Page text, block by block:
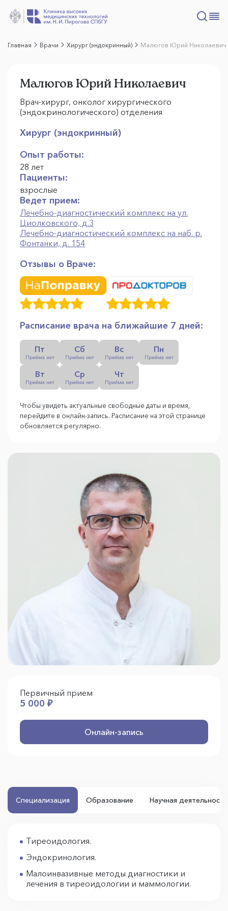
Главная Врачи Хирург (эндокринный) Малюгов Юрий Николаевич
Малюгов Юрий Николаевич
Врач-хирург, онколог хирургического
(эндокринологического) отделения
Хирург (эндокринный)
Опыт работы:
28 лет
Пациенты:
взрослые
Ведет прием:
Лечебно-диагностический комплекс на ул.
Циолковского, д.3
Лечебно-диагностический комплекс на наб. р.
Фонтанки, д. 154
Отзывы о Враче:
Расписание врача на ближайшие 7 дней:
Пт
Приёма нет
Сб
Приёма нет
Вс
Приёма нет
Пн
Приёма нет
Вт
Приёма нет
Ср
Приёма нет
Чт
Приёма нет
Чтобы увидеть актуальные свободные даты и время,
перейдите в онлайн-запись. Расписание на этой странице
обновляется регулярно.
Первичный прием
5 000 ₽
Онлайн-запись
Специализация Образование Научная деятельность
Тиреоидология.
Эндокринология.
Малоинвазивные методы диагностики и
лечения в тиреоидологии и маммологии.